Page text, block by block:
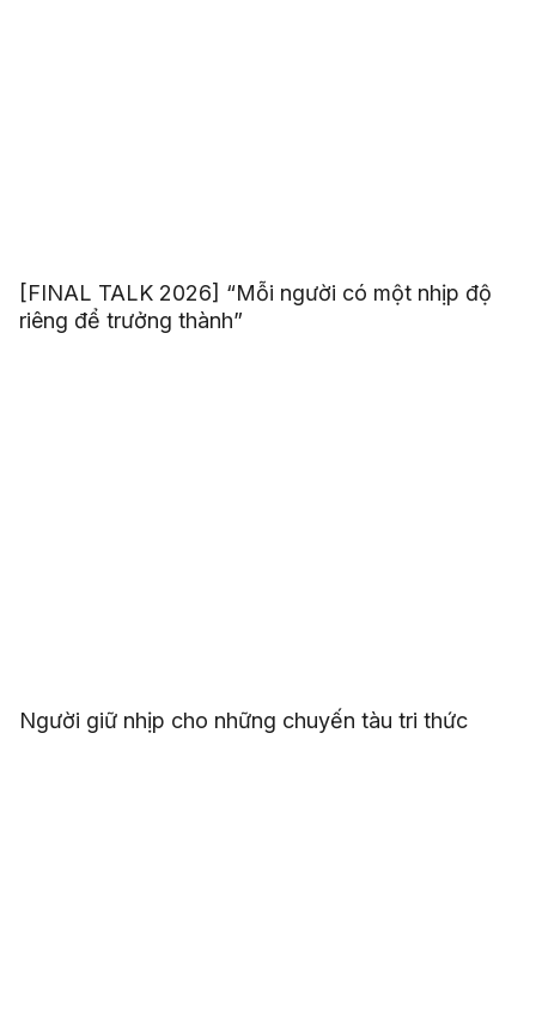
[FINAL TALK 2026] “Mỗi người có một nhịp độ
riêng để trưởng thành”
Người giữ nhịp cho những chuyến tàu tri thức